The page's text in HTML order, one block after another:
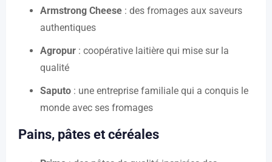
Armstrong Cheese : des fromages aux saveurs
authentiques
Agropur : coopérative laitière qui mise sur la
qualité
Saputo : une entreprise familiale qui a conquis le
monde avec ses fromages
Pains, pâtes et céréales